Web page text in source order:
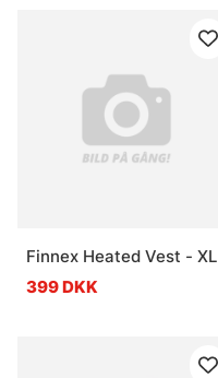
Finnex Heated Vest - XL
399 DKK